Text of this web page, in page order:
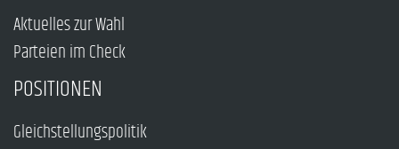
Aktuelles zur Wahl
Parteien im Check
POSITIONEN
Gleichstellungspolitik